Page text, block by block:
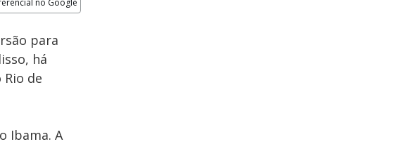
no Google
para
há
de
Ibama. A